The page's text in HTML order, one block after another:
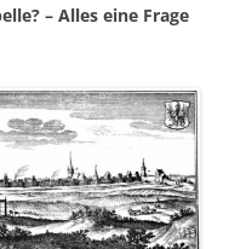
– Alles eine Frage